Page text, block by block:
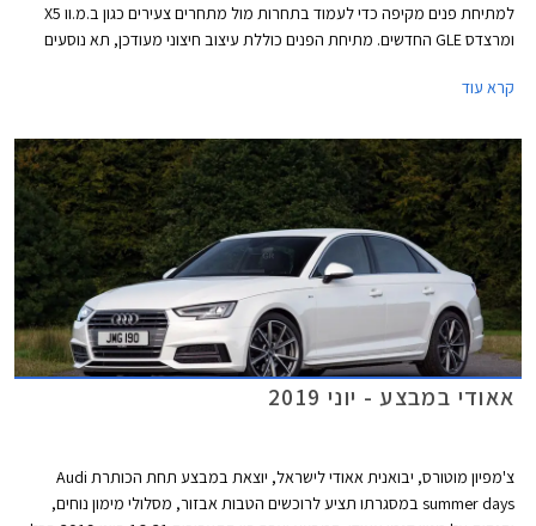
למתיחת פנים מקיפה כדי לעמוד בתחרות מול מתחרים צעירים כגון ב.מ.וו X5
ומרצדס GLE החדשים. מתיחת הפנים כוללת עיצוב חיצוני מעודכן, תא נוסעים
וכמובן יחידות הנעה חדשות המשלבות מערכת מיקרו היברידית במתח 48V.
קרא עוד
אאודי במבצע - יוני 2019
צ'מפיון מוטורס, יבואנית אאודי לישראל, יוצאת במבצע תחת הכותרת Audi
summer days במסגרתו תציע לרוכשים הטבות אבזור, מסלולי מימון נוחים,